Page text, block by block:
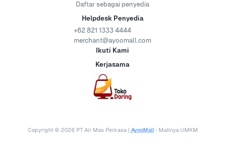
Daftar sebagai penyedia
Helpdesk Penyedia
+62 821 1333 4444
merchant@ayoomall.com
Ikuti Kami
Kerjasama
Copyright © 2026 PT Air Mas Perkasa | AyooMall • Mallnya UMKM